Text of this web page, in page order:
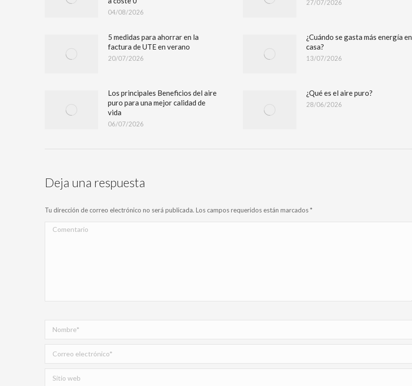
04/08/2026
27/07/2026
5 medidas para ahorrar en la
factura de UTE en verano
20/07/2026
¿Cuándo se gasta más energía en
casa?
13/07/2026
Los principales Beneficios del aire
puro para una mejor calidad de
vida
06/07/2026
¿Qué es el aire puro?
28/06/2026
Deja una respuesta
Tu dirección de correo electrónico no será publicada. Los campos requeridos están marcados*
Comentario